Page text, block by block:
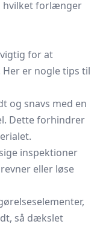
hvilket forlænger
for at
er nogle tips til
og snavs med en
Dette forhindrer
inspektioner
eller løse
så dækslet